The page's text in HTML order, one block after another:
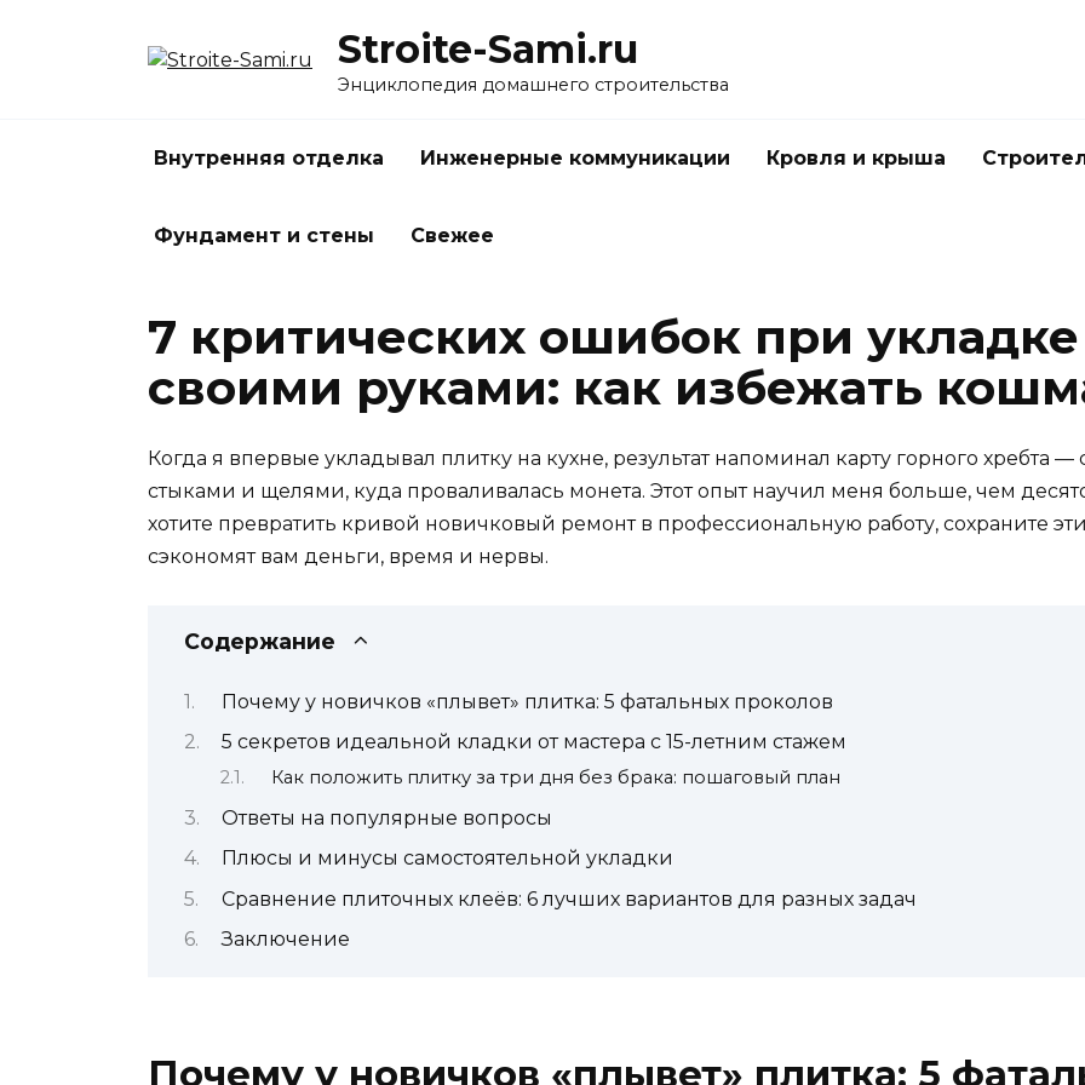
Stroite-Sami.ru
Энциклопедия домашнего строительства
Внутренняя отделка Инженерные коммуникации Кровля и крыша
Фундамент и стены Свежее
7 критических ошибок при
своими руками: как избежать
Когда я впервые укладывал плитку на кухне, результат напоминал карту горного хребта
стыками и щелями, куда проваливалась монета. Этот опыт научил меня больше, чем
хотите превратить кривой новичковый ремонт в профессиональную работу, сохраните
сэкономят вам деньги, время и нервы.
Содержание
Почему у новичков «плывет» плитка: 5 фатальных проколов
5 секретов идеальной кладки от мастера с 15-летним стажем
Как положить плитку за три дня без брака: пошаговый план
Ответы на популярные вопросы
Плюсы и минусы самостоятельной укладки
Сравнение плиточных клеёв: 6 лучших вариантов для разных задач
Заключение
Почему у новичков «плывет» плитка: 5